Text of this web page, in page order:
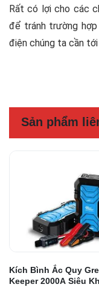
Rất có lợi cho các
để tránh trường
điện chúng ta cần
Sản phẩm
Kích Bình Ắc Quy
Keeper 2000A Siêu